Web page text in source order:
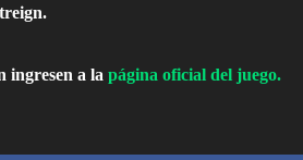
ingresen a la página oficial del juego.